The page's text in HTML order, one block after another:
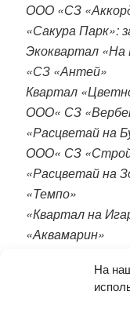
На
ООО «СЗ
«Сакура Парк»:
Экоквартал
«СЗ «Антей»
Квартал
ООО« СЗ
«Расцветай на
ООО« СЗ
«Расцветай на
«Темпо»
«Квартал на
«Аквамарин»
ООО«СЗ
«Расцветай на